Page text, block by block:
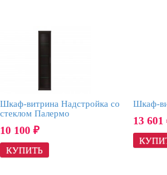
Шкаф-витрина Надстройка со
стеклом Палермо
10 100 ₽
Шкаф-
13 601